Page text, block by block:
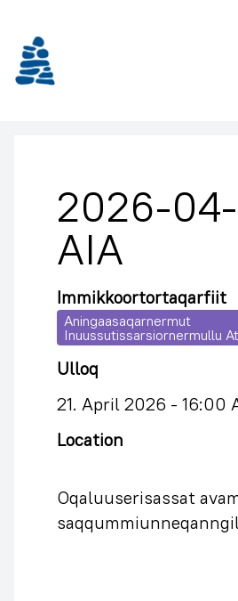
2026-04-
AIA
Immikkoortortaqarfiit
Aningaasaqarnermut
Inuussutissarsiornermullu
Ulloq
21. April 2026 - 16:00
Location
Oqaluuserisassat